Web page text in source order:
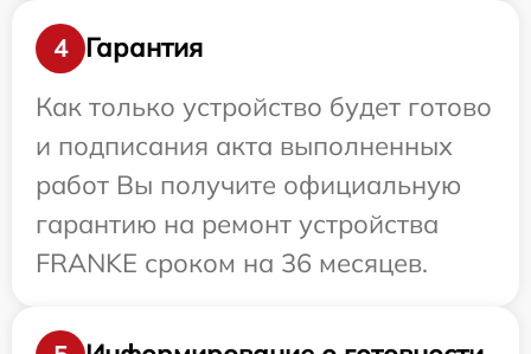
4
Гарантия
Как только устройство будет готово
и подписания акта выполненных
работ Вы получите официальную
гарантию на ремонт устройства
FRANKE сроком на 36 месяцев.